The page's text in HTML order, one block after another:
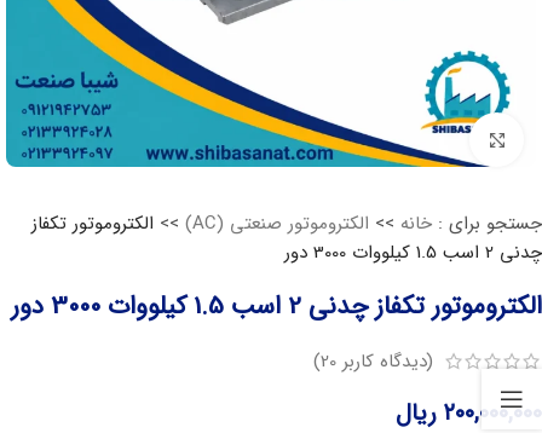
برای بزرگنمایی کلیک کنید
جستجو برای : خانه >> الکتروموتور صنعتی (AC) >> الکتروموتور تکفاز
چدنی 2 اسب 1.5 کیلووات 3000 دور
الکتروموتور تکفاز چدنی 2 اسب 1.5 کیلووات 3000 دور
(دیدگاه کاربر 20
)
۲۰۰,۰۰۰,۰۰۰ ریال